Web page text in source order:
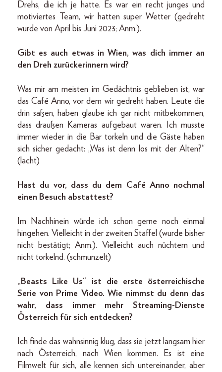
Drehs, die ich je hatte. Es war ein recht junges und
motiviertes Team, wir hatten super Wetter (gedreht
wurde von April bis Juni 2023; Anm.).
Gibt es auch etwas in Wien, was dich immer an
den Dreh zurückerinnern wird?
Was mir am meisten im Gedächtnis geblieben ist, war
das Café Anno, vor dem wir gedreht haben. Leute die
drin saßen, haben glaube ich gar nicht mitbekommen,
dass draußen Kameras aufgebaut waren. Ich musste
immer wieder in die Bar torkeln und die Gäste haben
sich sicher gedacht: „Was ist denn los mit der Alten?“
(lacht)
Hast du vor, dass du dem Café Anno nochmal
einen Besuch abstattest?
Im Nachhinein würde ich schon gerne noch einmal
hingehen. Vielleicht in der zweiten Staffel (wurde bisher
nicht bestätigt; Anm.). Vielleicht auch nüchtern und
nicht torkelnd. (schmunzelt)
„Beasts Like Us“ ist die erste österreichische
Serie von Prime Video. Wie nimmst du denn das
wahr, dass immer mehr Streaming-Dienste
Österreich für sich entdecken?
Ich finde das wahnsinnig klug, dass sie jetzt langsam hier
nach Österreich, nach Wien kommen. Es ist eine
Filmwelt für sich, alle kennen sich untereinander, aber